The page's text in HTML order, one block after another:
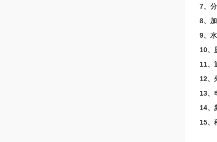
7、
8、
9、
10、
11、
12、
13、
14、
15、